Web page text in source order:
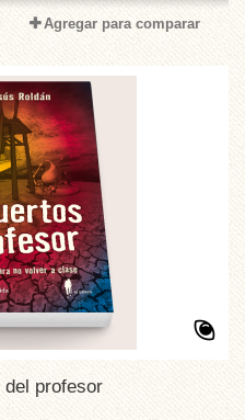
Agregar para comparar
profesor